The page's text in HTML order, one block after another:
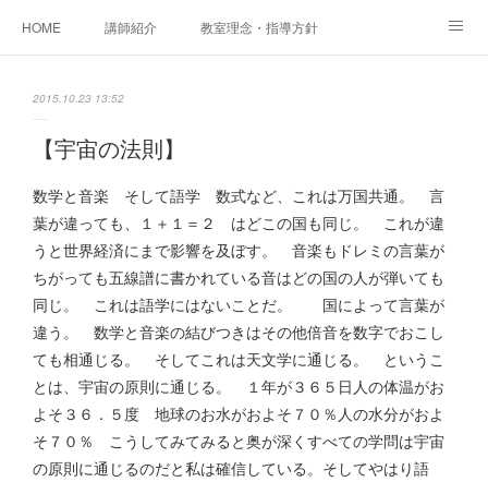
HOME 講師紹介 教室理念・指導方針
ご相談・体験レッスンお申し込み
アクセス 演奏スケジュール
2015.10.23 13:52
【宇宙の法則】
数学と音楽 そして語学 数式など、これは万国共通。 言
葉が違っても、１＋１＝２ はどこの国も同じ。 これが違
うと世界経済にまで影響を及ぼす。 音楽もドレミの言葉が
ちがっても五線譜に書かれている音はどの国の人が弾いても
同じ。 これは語学にはないことだ。 国によって言葉が
違う。 数学と音楽の結びつきはその他倍音を数字でおこし
ても相通じる。 そしてこれは天文学に通じる。 というこ
とは、宇宙の原則に通じる。 １年が３６５日人の体温がお
よそ３６．５度 地球のお水がおよそ７０％人の水分がおよ
そ７０％ こうしてみてみると奥が深くすべての学問は宇宙
の原則に通じるのだと私は確信している。そしてやはり語